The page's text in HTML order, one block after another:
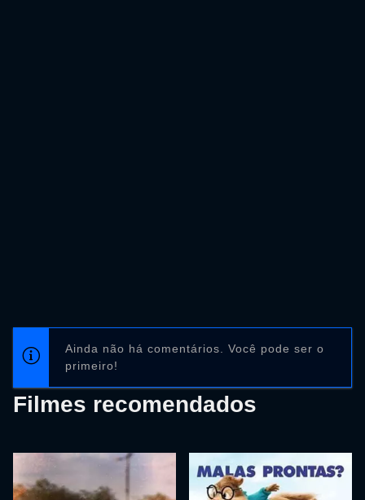
Ainda não há comentários. Você pode ser o
primeiro!
Filmes recomendados